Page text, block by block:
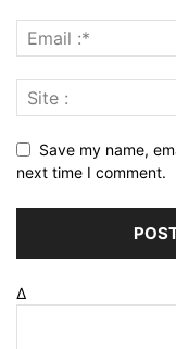
Save my name,
next time I comment.
Δ